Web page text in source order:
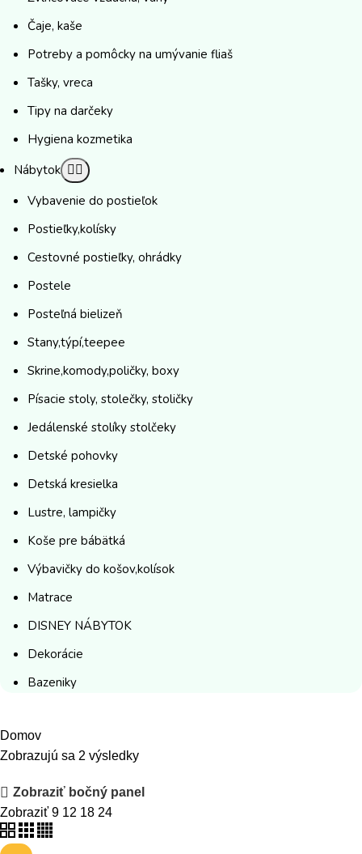
Čaje, kaše
Potreby a pomôcky na umývanie fliaš
Tašky, vreca
Tipy na darčeky
Hygiena kozmetika
Nábytok
Vybavenie do postieľok
Postieľky,kolísky
Cestovné postieľky, ohrádky
Postele
Posteľná bielizeň
Stany,týpí,teepee
Skrine,komody,poličky, boxy
Písacie stoly, stolečky, stoličky
Jedálenské stolíky stolčeky
Detské pohovky
Detská kresielka
Lustre, lampičky
Koše pre bábätká
Výbavičky do košov,kolísok
Matrace
DISNEY NÁBYTOK
Dekorácie
Bazeniky
Domov
Zobrazujú sa 2 výsledky
Zobraziť bočný panel
Zobraziť 9 12 18 24